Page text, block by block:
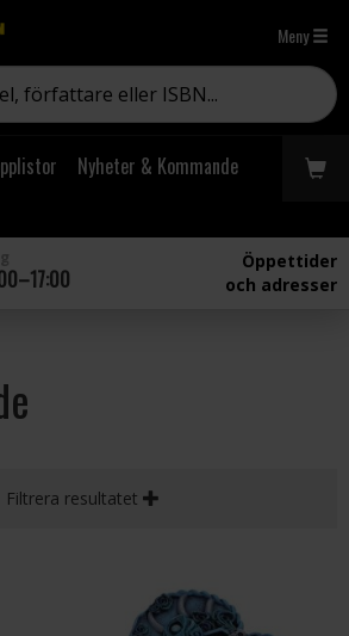
Meny
Nyheter & Kommande
Öppettider
och adresser
Filtrera resultatet